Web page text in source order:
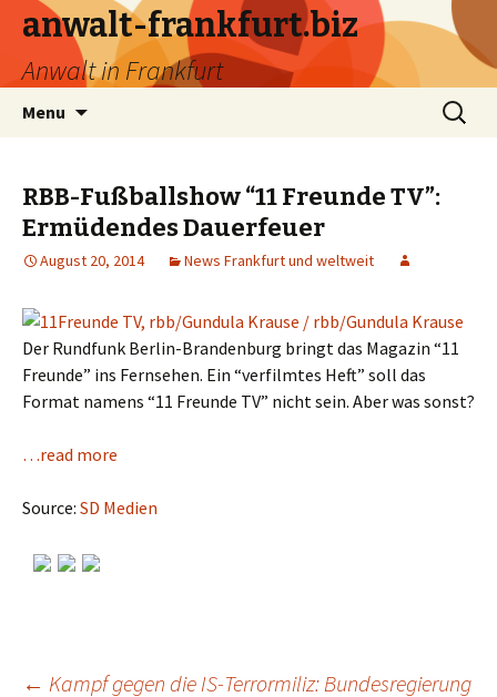
anwalt-frankfurt.biz
Anwalt in Frankfurt
Menu
Search
for:
RBB-Fußballshow “11 Freunde TV”:
Ermüdendes Dauerfeuer
August 20, 2014 News Frankfurt und weltweit
Der Rundfunk Berlin-Brandenburg bringt das Magazin “11
Freunde” ins Fernsehen. Ein “verfilmtes Heft” soll das
Format namens “11 Freunde TV” nicht sein. Aber was sonst?
…read more
Source: SD Medien
← Kampf gegen die IS-Terrormiliz: Bundesregierung